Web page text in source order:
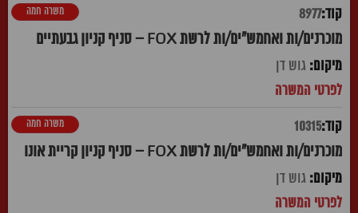
8977
מוכרנים/ות ואחמש"ים/ות לרשת FOX – סניף קניון גבעתיים
משרה חמה
גוש דן
10315
מוכרנים/ות ואחמש"ים/ות לרשת FOX – סניף קניון קריית אונו
משרה חמה
גוש דן